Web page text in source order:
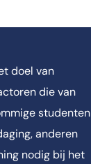
doel van
die van
studenten
anderen
nodig bij het